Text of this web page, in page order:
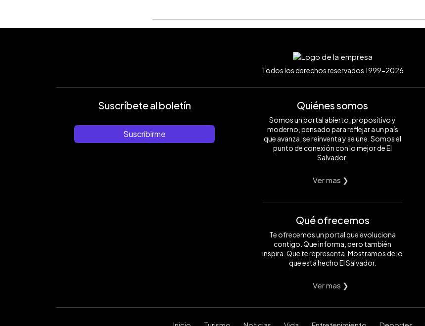
Todos los derechos reservados 1999-2026
Suscríbete al boletín
Suscribirme
Quiénes somos
Somos un portal abierto, propositivo y
moderno, pensado para reflejar a un país
que avanza, se reinventa y se une. Somos el
punto de conexión con lo mejor de El
Salvador.
Ver mas ❯
Qué ofrecemos
Te ofrecemos un portal que evoluciona
contigo. Que informa, pero también
inspira. Que te representa. Mostramos de lo
que está hecho El Salvador.
Ver mas ❯